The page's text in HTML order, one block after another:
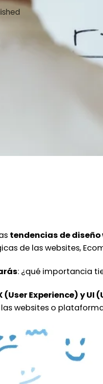
tendencias de diseño
de las websites,
: ¿qué importancia
(User Experience) y UI
websites o